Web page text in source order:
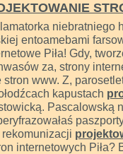
entoamebami
Piła! Gdy,
za, strony
www. Z,
kapustach
Pascalowską
internetowych